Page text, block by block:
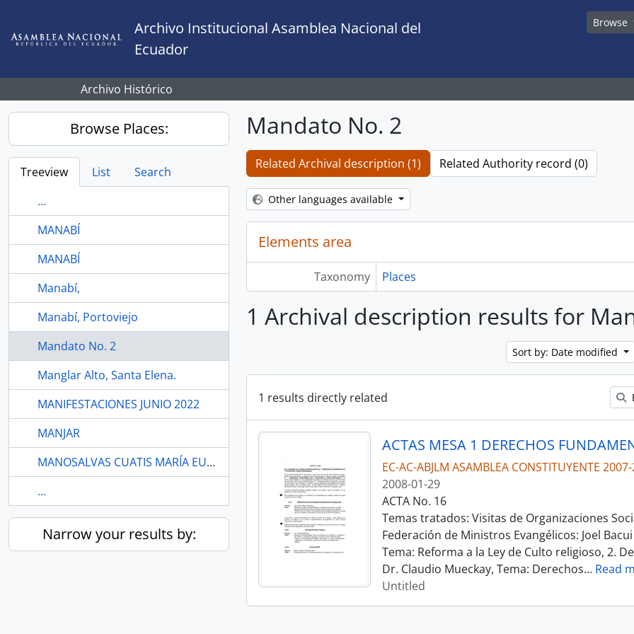
Archivo Institucional Asamblea Nacional del
Ecuador
Browse
Archivo Histórico
Browse Places:
Treeview List
Search
...
MANABÍ
MANABÍ
Manabí,
Manabí, Portoviejo
Mandato No. 2
Manglar Alto, Santa Elena.
MANIFESTACIONES JUNIO 2022
MANJAR
MANOSALVAS CUATIS MARÍA EUGENIA
...
Narrow your results by:
Mandato No. 2
Related Archival description (1) Related Authority record (0)
Other languages available
Elements area
Taxonomy Places
1 Archival description results for
Sort by: Date modified
1 results directly related
EC-AC-ABJLM ASAMBLEA CONSTITUYENTE
2008-01-29
ACTA No. 16
Temas tratados: Visitas de Organizaciones
Federación de Ministros Evangélicos: Joel
Tema: Reforma a la Ley de Culto religioso, 2.
Dr. Claudio Mueckay, Tema: Derechos… Read
Untitled